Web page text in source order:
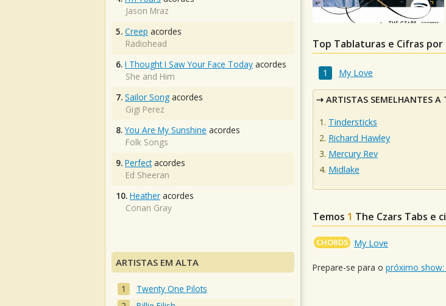
Top Tablaturas e Cifras por
My Love
ARTISTAS SEMELHANTES A
Tindersticks
Richard Hawley
Mercury Rev
Midlake
Temos 1 The Czars Tabs e
CHORDS My Love
Prepare-se para o próximo show:
Jason Mraz
5. Creep acordes
Radiohead
6. I Thought I Saw Your Face Today acordes
She and Him
7. Sailor Song acordes
Gigi Perez
8. You Are My Sunshine acordes
Folk Songs
9. Perfectacordes
Ed Sheeran
10. Heather acordes
Conan Gray
ARTISTAS EM ALTA
Twenty One Pilots